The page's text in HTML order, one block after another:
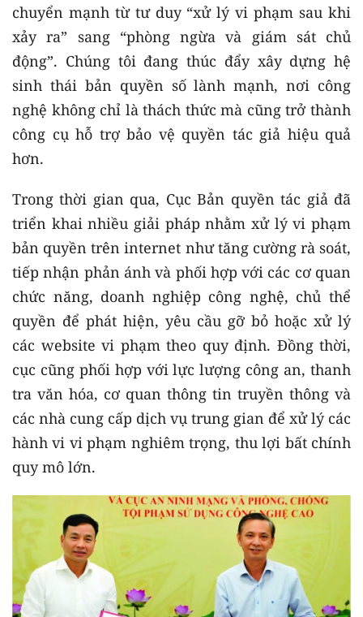
chuyển mạnh từ tư duy “xử lý vi phạm sau khi
xảy ra” sang “phòng ngừa và giám sát chủ
động”. Chúng tôi đang thúc đẩy xây dựng hệ
sinh thái bản quyền số lành mạnh, nơi công
nghệ không chỉ là thách thức mà cũng trở thành
công cụ hỗ trợ bảo vệ quyền tác giả hiệu quả
hơn.
Trong thời gian qua, Cục Bản quyền tác giả đã
triển khai nhiều giải pháp nhằm xử lý vi phạm
bản quyền trên internet như tăng cường rà soát,
tiếp nhận phản ánh và phối hợp với các cơ quan
chức năng, doanh nghiệp công nghệ, chủ thể
quyền để phát hiện, yêu cầu gỡ bỏ hoặc xử lý
các website vi phạm theo quy định. Đồng thời,
cục cũng phối hợp với lực lượng công an, thanh
tra văn hóa, cơ quan thông tin truyền thông và
các nhà cung cấp dịch vụ trung gian để xử lý các
hành vi vi phạm nghiêm trọng, thu lợi bất chính
quy mô lớn.